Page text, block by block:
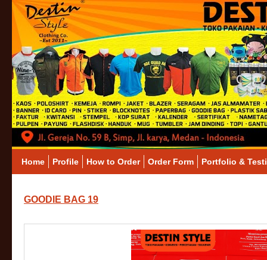
Home Profile How to Order Order Form Portfolio &
GOODIE BAG 19